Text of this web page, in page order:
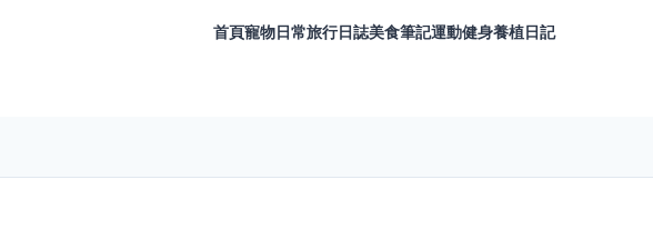
首頁寵物日常旅行日誌美食筆記運動健身養植日記